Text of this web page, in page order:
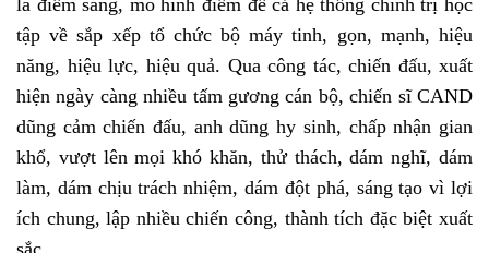
là điểm sáng, mô hình điểm để cả hệ thống chính trị học
tập về sắp xếp tổ chức bộ máy tinh, gọn, mạnh, hiệu
năng, hiệu lực, hiệu quả. Qua công tác, chiến đấu, xuất
hiện ngày càng nhiều tấm gương cán bộ, chiến sĩ CAND
dũng cảm chiến đấu, anh dũng hy sinh, chấp nhận gian
khổ, vượt lên mọi khó khăn, thử thách, dám nghĩ, dám
làm, dám chịu trách nhiệm, dám đột phá, sáng tạo vì lợi
ích chung, lập nhiều chiến công, thành tích đặc biệt xuất
sắc.